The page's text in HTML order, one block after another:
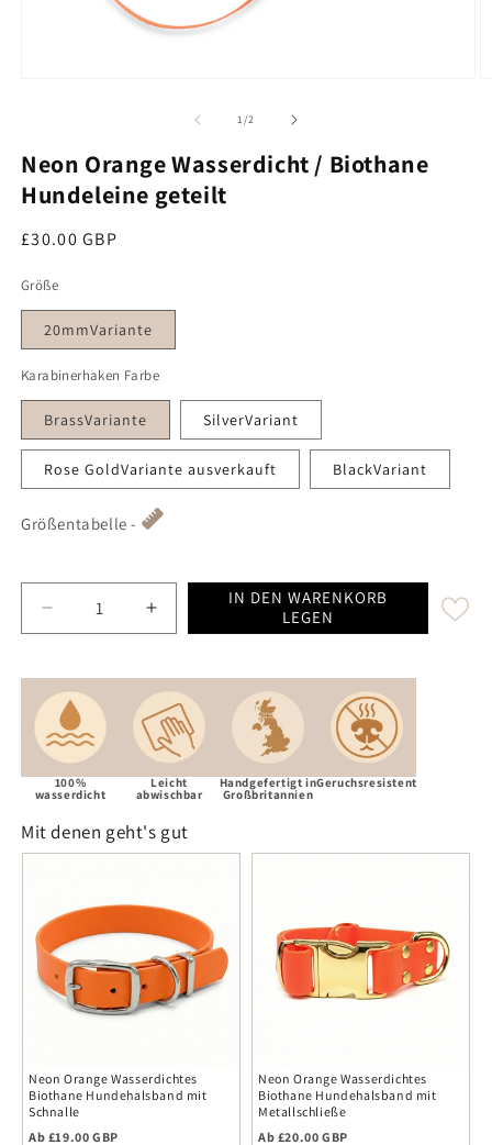
1/von
2
Neon Orange Wasserdicht / Biothane
Hundeleine geteilt
Regulärer Preis
£30.00 GBP
Größe
20mmVariante
Karabinerhaken Farbe
BrassVariante SilverVariant
Rose GoldVariante ausverkauft BlackVariant
Größentabelle -
Decrease quantity for Neon Orange Waterproof /
Increase quantity for Neon Orange
IN DEN WARENKORB
LEGEN
100%
wasserdicht
Leicht
abwischbar
Handgefertigt in
Großbritannien
Geruchsresistent
Mit denen geht's gut
Neon Orange Wasserdichtes
Biothane Hundehalsband mit
Schnalle
Regulärer Preis
Ab £19.00 GBP
Neon Orange Wasserdichtes
Biothane Hundehalsband mit
Metallschließe
Regulärer Preis
Ab £20.00 GBP